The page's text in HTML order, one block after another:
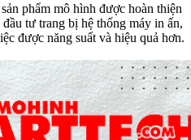
phẩm mô hình được hoàn thiện
tư trang bị hệ thống máy in ấn,
được năng suất và hiệu quả hơn.